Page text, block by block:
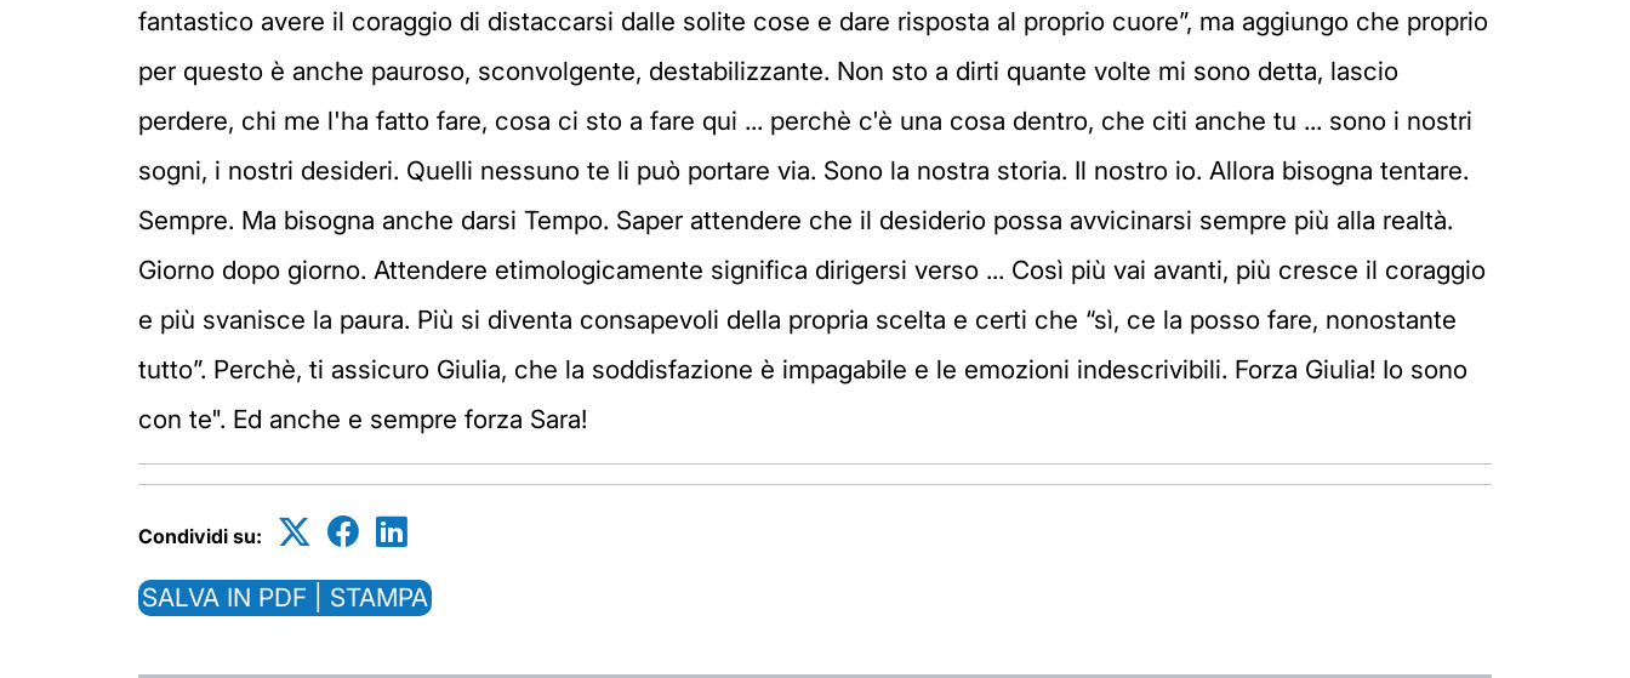
fantastico avere il coraggio di distaccarsi dalle solite cose e dare risposta al proprio cuore”, ma aggiungo che proprio
per questo è anche pauroso, sconvolgente, destabilizzante. Non sto a dirti quante volte mi sono detta, lascio
perdere, chi me l'ha fatto fare, cosa ci sto a fare qui ... perchè c'è una cosa dentro, che citi anche tu ... sono i nostri
sogni, i nostri desideri. Quelli nessuno te li può portare via. Sono la nostra storia. Il nostro io. Allora bisogna tentare.
Sempre. Ma bisogna anche darsi Tempo. Saper attendere che il desiderio possa avvicinarsi sempre più alla realtà.
Giorno dopo giorno. Attendere etimologicamente significa dirigersi verso ... Così più vai avanti, più cresce il coraggio
e più svanisce la paura. Più si diventa consapevoli della propria scelta e certi che “sì, ce la posso fare, nonostante
tutto”. Perchè, ti assicuro Giulia, che la soddisfazione è impagabile e le emozioni indescrivibili. Forza Giulia! Io sono
con te". Ed anche e sempre forza Sara!
Condividi su:
SALVA IN PDF | STAMPA